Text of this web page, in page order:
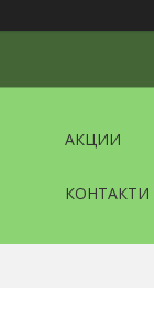
АКЦИИ
КОНТАКТИ